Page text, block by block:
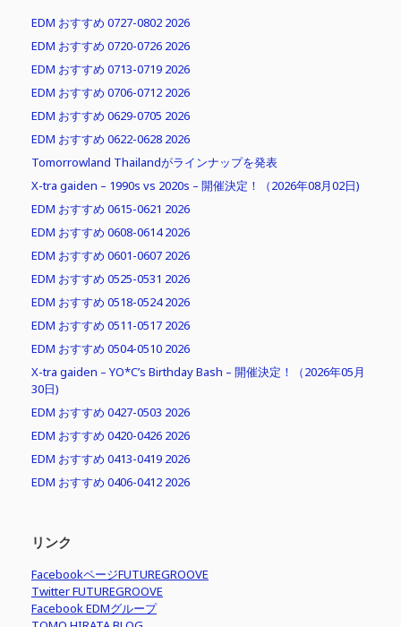
EDM おすすめ 0727-0802 2026
EDM おすすめ 0720-0726 2026
EDM おすすめ 0713-0719 2026
EDM おすすめ 0706-0712 2026
EDM おすすめ 0629-0705 2026
EDM おすすめ 0622-0628 2026
Tomorrowland Thailandがラインナップを発表
X-tra gaiden – 1990s vs 2020s – 開催決定！（2026年08月02日)
EDM おすすめ 0615-0621 2026
EDM おすすめ 0608-0614 2026
EDM おすすめ 0601-0607 2026
EDM おすすめ 0525-0531 2026
EDM おすすめ 0518-0524 2026
EDM おすすめ 0511-0517 2026
EDM おすすめ 0504-0510 2026
X-tra gaiden – YO*C’s Birthday Bash – 開催決定！（2026年05月
30日)
EDM おすすめ 0427-0503 2026
EDM おすすめ 0420-0426 2026
EDM おすすめ 0413-0419 2026
EDM おすすめ 0406-0412 2026
リンク
FacebookページFUTUREGROOVE
Twitter FUTUREGROOVE
Facebook EDMグループ